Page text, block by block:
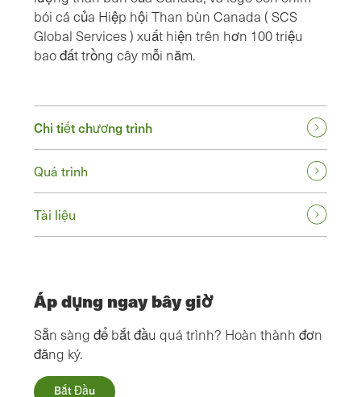
bói cá của Hiệp hội Than bùn Canada ( SCS
Global Services ) xuất hiện trên hơn 100 triệu
bao đất trồng cây mỗi năm.
Chi tiết chương trình
Quá trình
Tài liệu
Áp dụng ngay bây giờ
Sẵn sàng để bắt đầu quá trình? Hoàn thành đơn
đăng ký.
Bắt Đầu